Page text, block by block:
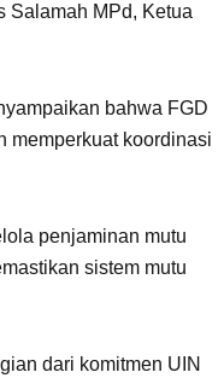
Salamah MPd, Ketua
bahwa FGD
memperkuat koordinasi
penjaminan mutu
sistem mutu
dari komitmen UIN